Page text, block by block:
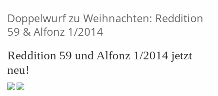
Doppelwurf zu Weihnachten: Reddition
59 & Alfonz 1/2014
Reddition 59 und Alfonz 1/2014 jetzt
neu!